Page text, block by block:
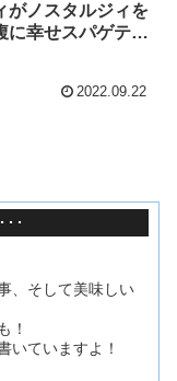
がノスタルジィを
に幸せスパゲテ
2022.09.22
･
、そして美味しい
！
いていますよ！